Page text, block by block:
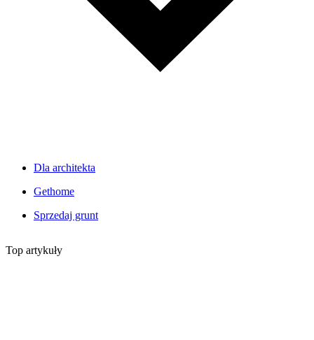
Dla architekta
Gethome
Sprzedaj grunt
Top artykuły